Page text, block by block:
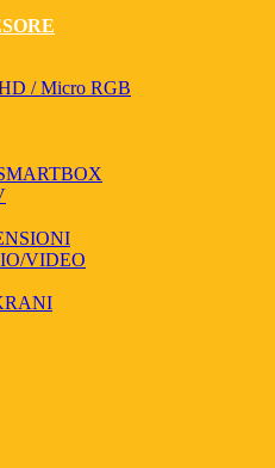
/ Micro RGB
VIDEO